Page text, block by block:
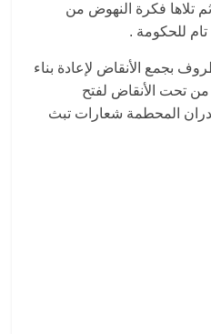
ثم تلاها فكرة النهوض من
للحكومة .
بجمع الأنقاض لإعادة بناء
من تحت الأنقاض لفتح
المحطمة شعارات تبث